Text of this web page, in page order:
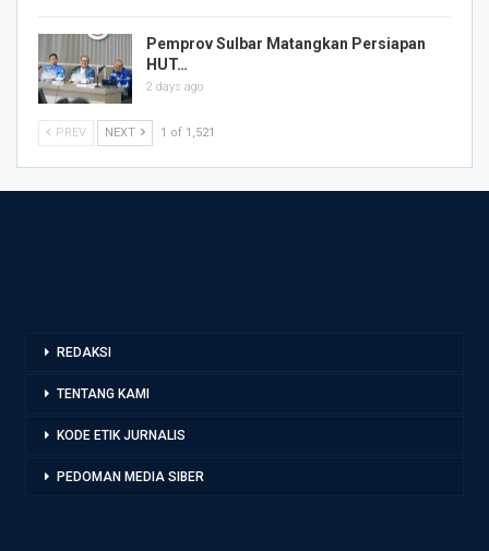
Pemprov Sulbar Matangkan Persiapan
HUT…
2 days ago
PREV NEXT 1 of 1,521
REDAKSI
TENTANG KAMI
KODE ETIK JURNALIS
PEDOMAN MEDIA SIBER